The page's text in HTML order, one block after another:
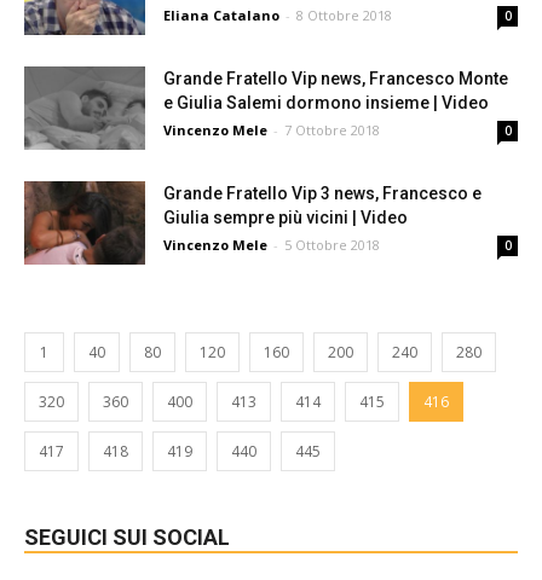
Eliana Catalano - 8 Ottobre 2018 0
Grande Fratello Vip news, Francesco Monte
e Giulia Salemi dormono insieme | Video
Vincenzo Mele - 7 Ottobre 2018 0
Grande Fratello Vip 3 news, Francesco e
Giulia sempre più vicini | Video
Vincenzo Mele - 5 Ottobre 2018 0
1 40 80 120 160 200 240 280
320 360 400 413 414 415 416
417 418 419 440 445
SEGUICI SUI SOCIAL